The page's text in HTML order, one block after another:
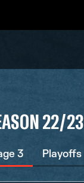
22/23
3 Playoffs